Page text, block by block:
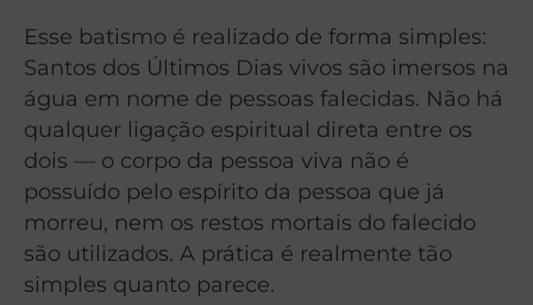
Esse batismo é realizado de forma simples:
Santos dos Últimos Dias vivos são imersos na
água em nome de pessoas falecidas. Não há
qualquer ligação espiritual direta entre os
dois — o corpo da pessoa viva não é
possuído pelo espírito da pessoa que já
morreu, nem os restos mortais do falecido
são utilizados. A prática é realmente tão
simples quanto parece.